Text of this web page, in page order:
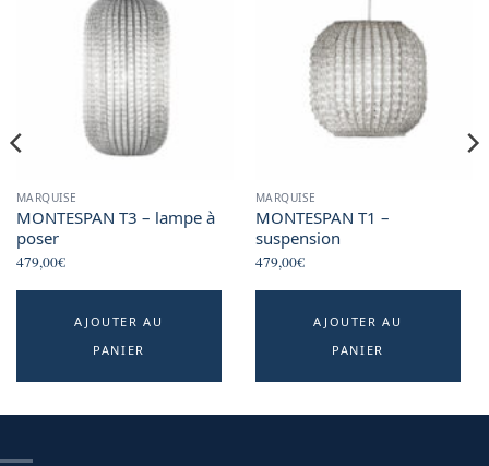
MARQUISE
MONTESPAN T3 – lampe à
poser
479,00€
AJOUTER AU
PANIER
MARQUISE
MONTESPAN T1 –
suspension
479,00€
AJOUTER AU
PANIER